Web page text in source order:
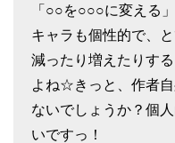
「○○を○○○に変える
キャラも個性的で、
減ったり増えたりす
よね☆きっと、作者
ないでしょうか？個
いですっ！